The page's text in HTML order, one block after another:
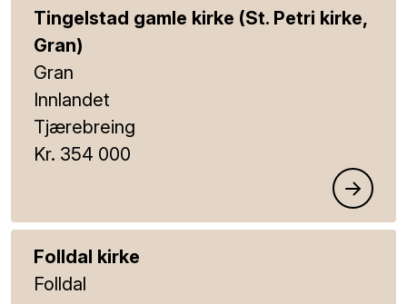
Tingelstad gamle kirke (St. Petri kirke,
Gran)
Gran
Innlandet
Tjærebreing
Kr. 354 000
Folldal kirke
Folldal